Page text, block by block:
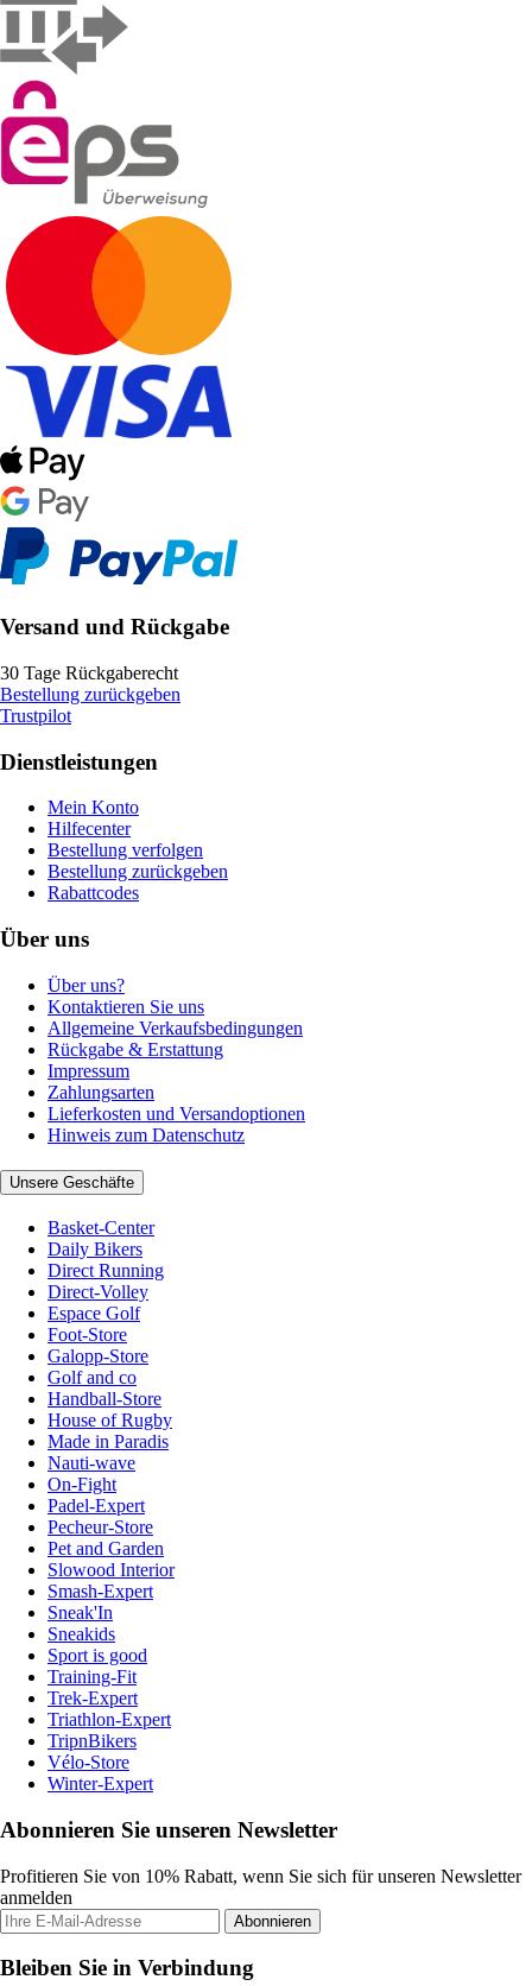
Versand und Rückgabe
30 Tage Rückgaberecht
Bestellung zurückgeben
Trustpilot
Dienstleistungen
Mein Konto
Hilfecenter
Bestellung verfolgen
Bestellung zurückgeben
Rabattcodes
Über uns
Über uns?
Kontaktieren Sie uns
Allgemeine Verkaufsbedingungen
Rückgabe & Erstattung
Impressum
Zahlungsarten
Lieferkosten und Versandoptionen
Hinweis zum Datenschutz
Unsere Geschäfte
Basket-Center
Daily Bikers
Direct Running
Direct-Volley
Espace Golf
Foot-Store
Galopp-Store
Golf and co
Handball-Store
House of Rugby
Made in Paradis
Nauti-wave
On-Fight
Padel-Expert
Pecheur-Store
Pet and Garden
Slowood Interior
Smash-Expert
Sneak'In
Sneakids
Sport is good
Training-Fit
Trek-Expert
Triathlon-Expert
TripnBikers
Vélo-Store
Winter-Expert
Abonnieren Sie unseren Newsletter
Profitieren Sie von 10% Rabatt, wenn Sie sich für unseren Newsletter
anmelden
Abonnieren
Bleiben Sie in Verbindung